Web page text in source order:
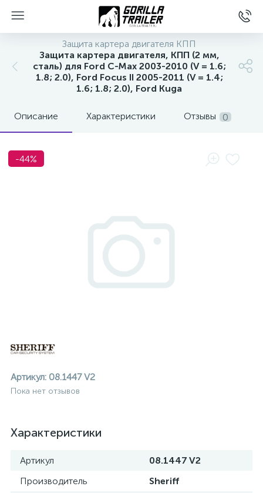
Защита картера двигателя КПП
Защита картера двигателя, КПП (2 мм,
сталь) для Ford C-Max 2003-2010 (V = 1.6;
1.8; 2.0), Ford Focus II 2005-2011 (V = 1.4;
1.6; 1.8; 2.0), Ford Kuga
Описание Характеристики Отзывы 0
-44%
Артикул: 08.1447 V2
Пока нет отзывов
Характеристики
Артикул
08.1447 V2
Производитель
Sheriff